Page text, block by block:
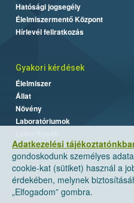
Adatkezelési
gondoskodunk személyes
cookie-kat (sütiket) használ a
érdekében, melynek
„Elfogadom” gombra.
Hatósági jogsegély
Élelmiszermentő Központ
Hírlevél feliratkozás
Gyakori kérdések
Élelmiszer
Állat
Növény
Laboratóriumok